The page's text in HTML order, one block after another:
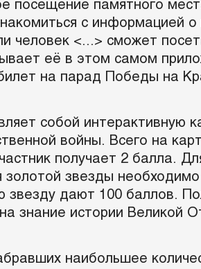
посещение памятного
с информацией
человек <...> сможет
её в этом самом
на парад Победы на
собой интерактивную
войны. Всего на
получает 2 балла.
звезды
звезду дают 100 баллов.
знание истории Великой
наибольшее